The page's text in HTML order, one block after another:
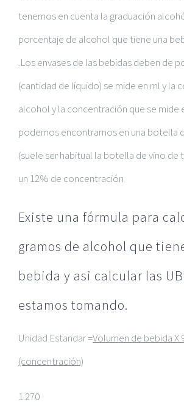
tenemos en cuenta la graduación
porcentaje de alcohol que tiene una
.Los envases de las bebidas deben de
(cantidad de líquido) se mide en ml y la
alcohol y la concentración que se mide
podemos encontrarnos en una botella
(suele ser habitual la botella de vino de
un 12% de concentración
Existe una fórmula para
gramos de alcohol que
bebida y asi calcular las
estamos tomando.
Unidad Estandar =Volumen de bebida
(concentración)
1.270